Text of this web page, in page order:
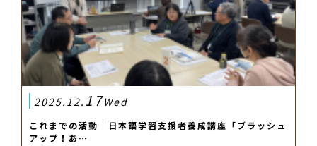
2025.12. 17Wed
これまでの活動｜日本語学習支援者養成講座「ブラッシュ
アップ！あ…